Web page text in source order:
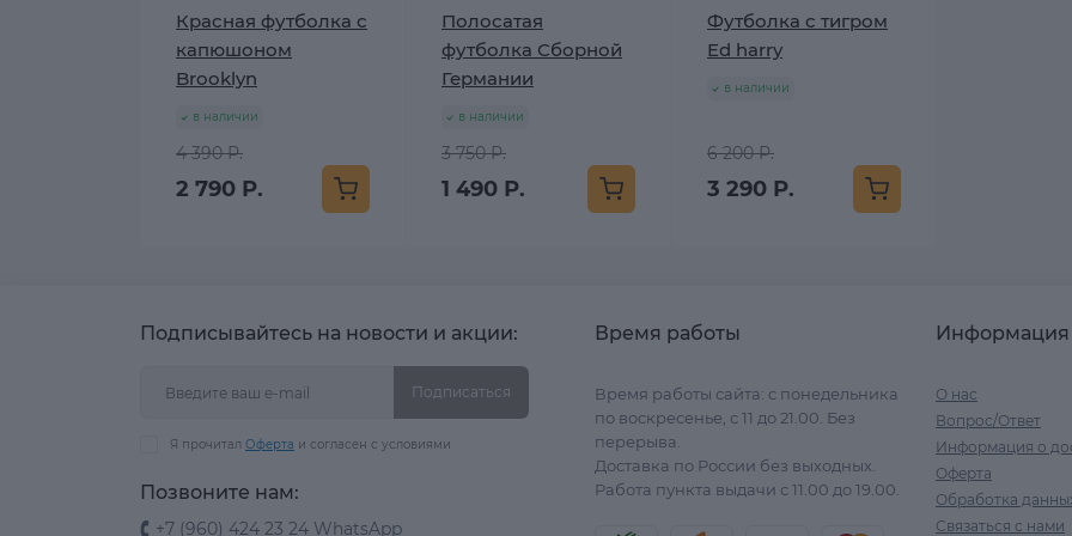
Красная футболка с
капюшоном
Brooklyn
в наличии
4 390 Р.
2 790 Р.
Полосатая
футболка Сборной
Германии
в наличии
3 750 Р.
1 490 Р.
Футболка с тигром
Ed harry
в наличии
6 200 Р.
3 290 Р.
Подписывайтесь на новости и акции:
Подписаться
Я прочитал Оферта и согласен с условиями
Позвоните нам:
+7 (960) 424 23 24 WhatsApp
Время работы
Время работы сайта: с понедельника
по воскресенье, с 11 до 21.00. Без
перерыва.
Доставка по России без выходных.
Работа пункта выдачи с 11.00 до 19.00.
Информация
О нас
Вопрос/Ответ
Информация о
Оферта
Обработка
Связаться с нами